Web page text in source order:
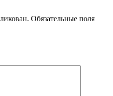
Обязательные поля